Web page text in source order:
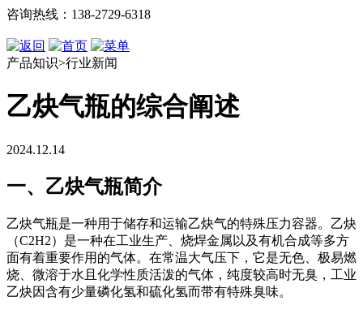
咨询热线：138-2729-6318
产品知识>行业新闻
乙炔气瓶的综合阐述
2024.12.14
一、乙炔气瓶简介
乙炔气瓶是一种用于储存和运输乙炔气的特殊压力容器。乙炔
（C2H2）是一种在工业生产、烧焊金属以及有机合成等多方
面有着重要作用的气体。在常温大气压下，它是无色、极易燃
烧、微溶于水且化学性质活泼的气体，纯度较高时无臭，工业
乙炔因含有少量磷化氢和硫化氢而带有特殊臭味。